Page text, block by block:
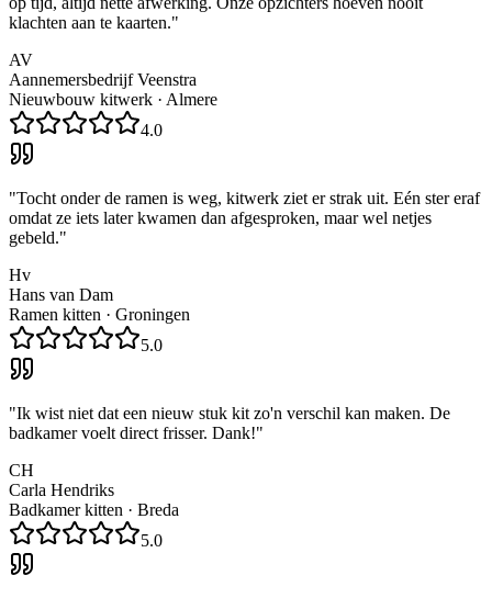
klachten aan te kaarten."
AV
Aannemersbedrijf Veenstra
Nieuwbouw kitwerk · Almere
4.0
"Tocht onder de ramen is weg, kitwerk ziet er strak uit. Eén ster eraf
omdat ze iets later kwamen dan afgesproken, maar wel netjes
gebeld."
Hv
Hans van Dam
Ramen kitten · Groningen
5.0
"Ik wist niet dat een nieuw stuk kit zo'n verschil kan maken. De
badkamer voelt direct frisser. Dank!"
CH
Carla Hendriks
Badkamer kitten · Breda
5.0